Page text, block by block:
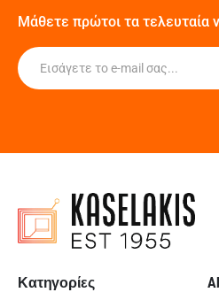
Μάθετε πρώτοι τα τελευταία
Κατηγορίες